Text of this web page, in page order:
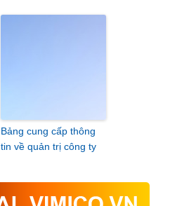
Bảng cung cấp thông
tin về quản trị công ty